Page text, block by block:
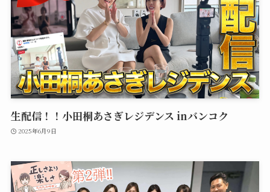
生配信！！小田桐あさぎレジデンス inバンコク
2025年6月9日